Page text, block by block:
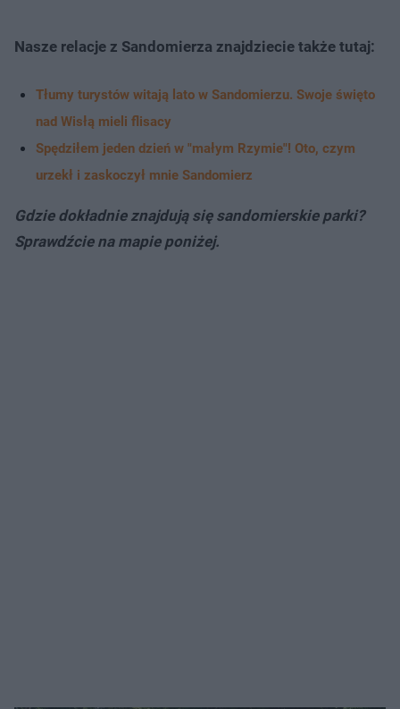
Nasze relacje z Sandomierza znajdziecie także tutaj:
Tłumy turystów witają lato w Sandomierzu. Swoje święto
nad Wisłą mieli flisacy
Spędziłem jeden dzień w "małym Rzymie"! Oto, czym
urzekł i zaskoczył mnie Sandomierz
Gdzie dokładnie znajdują się sandomierskie parki?
Sprawdźcie na mapie poniżej.